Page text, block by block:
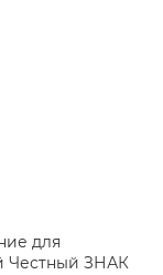
для
Честный ЗНАК